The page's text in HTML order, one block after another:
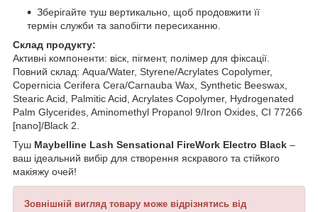
Зберігайте туш вертикально, щоб продовжити її
термін служби та запобігти пересиханню.
Склад продукту:
Активні компоненти: віск, пігмент, полімер для фіксації.
Повний склад: Aqua/Water, Styrene/Acrylates Copolymer,
Copernicia Cerifera Cera/Carnauba Wax, Synthetic Beeswax,
Stearic Acid, Palmitic Acid, Acrylates Copolymer, Hydrogenated
Palm Glycerides, Aminomethyl Propanol 9/Iron Oxides, CI 77266
[nano]/Black 2.
Туш Maybelline Lash Sensational FireWork Electro Black –
ваш ідеальний вибір для створення яскравого та стійкого
макіяжу очей!
Зовнішній вигляд товару може відрізнятись від